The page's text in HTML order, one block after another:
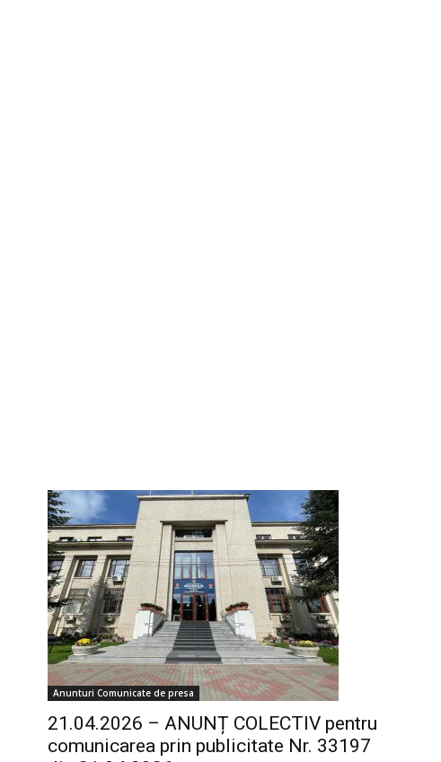
Anunturi Comunicate de presa
21.04.2026 – ANUNȚ COLECTIV pentru
comunicarea prin publicitate Nr. 33197